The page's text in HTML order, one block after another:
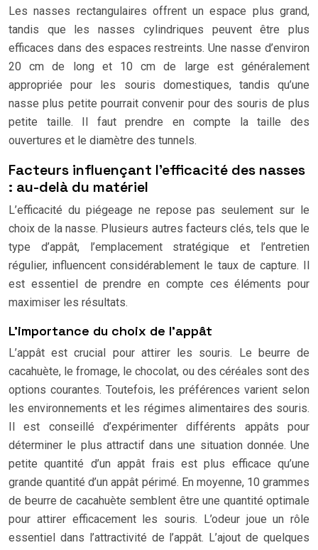
Les nasses rectangulaires offrent un espace plus grand,
tandis que les nasses cylindriques peuvent être plus
efficaces dans des espaces restreints. Une nasse d’environ
20 cm de long et 10 cm de large est généralement
appropriée pour les souris domestiques, tandis qu’une
nasse plus petite pourrait convenir pour des souris de plus
petite taille. Il faut prendre en compte la taille des
ouvertures et le diamètre des tunnels.
Facteurs influençant l’efficacité des nasses
: au-delà du matériel
L’efficacité du piégeage ne repose pas seulement sur le
choix de la nasse. Plusieurs autres facteurs clés, tels que le
type d’appât, l’emplacement stratégique et l’entretien
régulier, influencent considérablement le taux de capture. Il
est essentiel de prendre en compte ces éléments pour
maximiser les résultats.
L’importance du choix de l’appât
L’appât est crucial pour attirer les souris. Le beurre de
cacahuète, le fromage, le chocolat, ou des céréales sont des
options courantes. Toutefois, les préférences varient selon
les environnements et les régimes alimentaires des souris.
Il est conseillé d’expérimenter différents appâts pour
déterminer le plus attractif dans une situation donnée. Une
petite quantité d’un appât frais est plus efficace qu’une
grande quantité d’un appât périmé. En moyenne, 10 grammes
de beurre de cacahuète semblent être une quantité optimale
pour attirer efficacement les souris. L’odeur joue un rôle
essentiel dans l’attractivité de l’appât. L’ajout de quelques